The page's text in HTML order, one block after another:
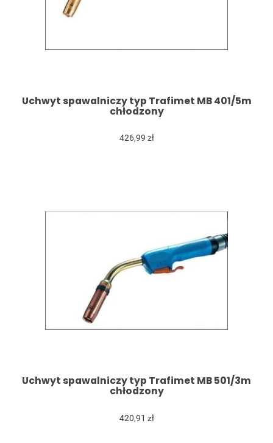
Uchwyt spawalniczy typ Trafimet MB 401/5m
chłodzony
426,99 zł
Uchwyt spawalniczy typ Trafimet MB 501/3m
chłodzony
420,91 zł